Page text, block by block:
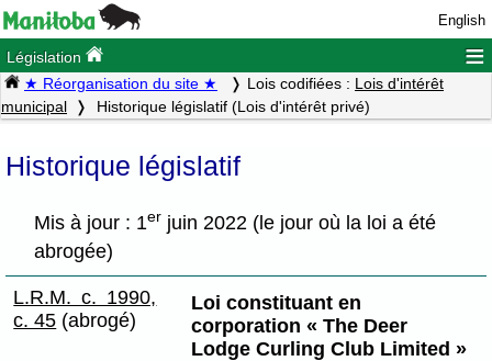
English
Législation ≡
★ Réorganisation du site ★ Lois codifiées : Lois d'intérêt
municipal
Historique législatif (Lois d'intérêt privé)
Historique législatif
Mis à jour : 1er juin 2022 (le jour où la loi a été
abrogée)
L.R.M. c. 1990,
c. 45 (abrogé)
Loi constituant en
corporation « The Deer
Lodge Curling Club Limited »